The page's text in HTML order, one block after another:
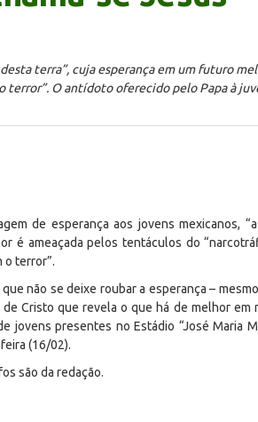
terra”, cuja esperança em um futuro
terror”. O antídoto oferecido pelo Papa à
de esperança aos jovens mexicanos,
é ameaçada pelos tentáculos do
o terror”.
não se deixe roubar a esperança –
Cristo que revela o que há de melhor em
jovens presentes no Estádio “José Maria
(16/02).
são da redação.